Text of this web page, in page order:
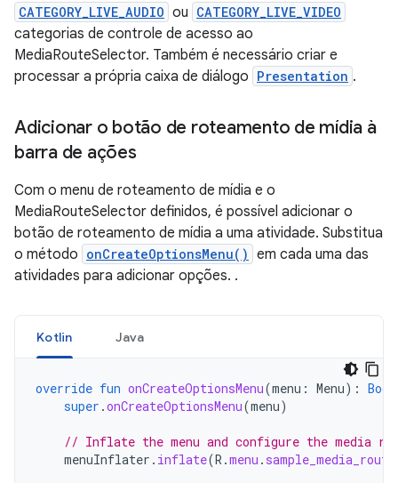
CATEGORY_LIVE_AUDIO ou CATEGORY_LIVE_VIDEO
categorias de controle de acesso ao
MediaRouteSelector. Também é necessário criar e
processar a própria caixa de diálogo Presentation .
Adicionar o botão de roteamento de mídia à
barra de ações
Com o menu de roteamento de mídia e o
MediaRouteSelector definidos, é possível adicionar o
botão de roteamento de mídia a uma atividade. Substitua
o método onCreateOptionsMenu() em cada uma das
atividades para adicionar opções. .
Kotlin Java
override fun onCreateOptionsMenu(menu : Menu):
super .onCreateOptionsMenu(menu)
// Inflate the menu and configure the media
menuInflater . inflate(R .menu .